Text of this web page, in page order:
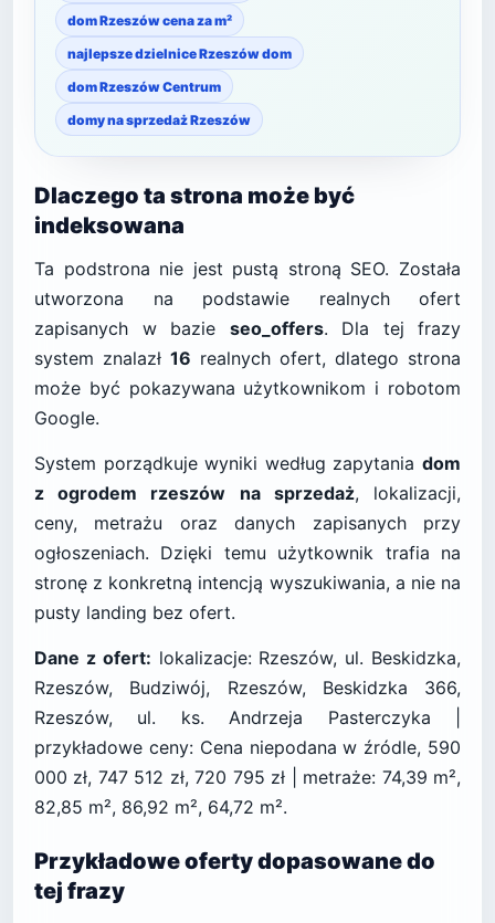
dom Rzeszów cena za m²
najlepsze dzielnice Rzeszów dom
dom Rzeszów Centrum
domy na sprzedaż Rzeszów
Dlaczego ta strona może być
indeksowana
Ta podstrona nie jest pustą stroną SEO. Została
utworzona na podstawie realnych ofert
zapisanych w bazie seo_offers. Dla tej frazy
system znalazł 16 realnych ofert, dlatego strona
może być pokazywana użytkownikom i robotom
Google.
System porządkuje wyniki według zapytania dom
z ogrodem rzeszów na sprzedaż, lokalizacji,
ceny, metrażu oraz danych zapisanych przy
ogłoszeniach. Dzięki temu użytkownik trafia na
stronę z konkretną intencją wyszukiwania, a nie na
pusty landing bez ofert.
Dane z ofert: lokalizacje: Rzeszów, ul. Beskidzka,
Rzeszów, Budziwój, Rzeszów, Beskidzka 366,
Rzeszów, ul. ks. Andrzeja Pasterczyka |
przykładowe ceny: Cena niepodana w źródle, 590
000 zł, 747 512 zł, 720 795 zł | metraże: 74,39 m²,
82,85 m², 86,92 m², 64,72 m².
Przykładowe oferty dopasowane do
tej frazy